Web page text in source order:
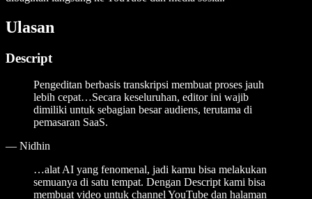
Ulasan
Descript
Pengeditan berbasis transkripsi membuat proses jauh
lebih cepat…Secara keseluruhan, editor ini wajib
dimiliki untuk sebagian besar audiens, terutama di
pemasaran SaaS.
— Nidhin
…alat AI yang fenomenal, jadi kamu bisa melakukan
semuanya di satu tempat. Dengan Descript kami bisa
membuat video untuk channel YouTube dan halaman